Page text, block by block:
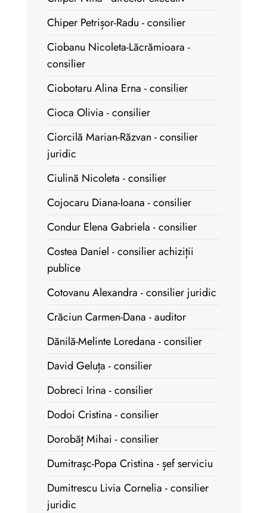
Chiper Petrișor-Radu - consilier
Ciobanu Nicoleta-Lăcrămioara -
consilier
Ciobotaru Alina Erna - consilier
Cioca Olivia - consilier
Ciorcilă Marian-Răzvan - consilier
juridic
Ciulină Nicoleta - consilier
Cojocaru Diana-Ioana - consilier
Condur Elena Gabriela - consilier
Costea Daniel - consilier achiziții
publice
Cotovanu Alexandra - consilier juridic
Crăciun Carmen-Dana - auditor
Dănilă-Melinte Loredana - consilier
David Geluța - consilier
Dobreci Irina - consilier
Dodoi Cristina - consilier
Dorobăț Mihai - consilier
Dumitrașc-Popa Cristina - șef serviciu
Dumitrescu Livia Cornelia - consilier
juridic